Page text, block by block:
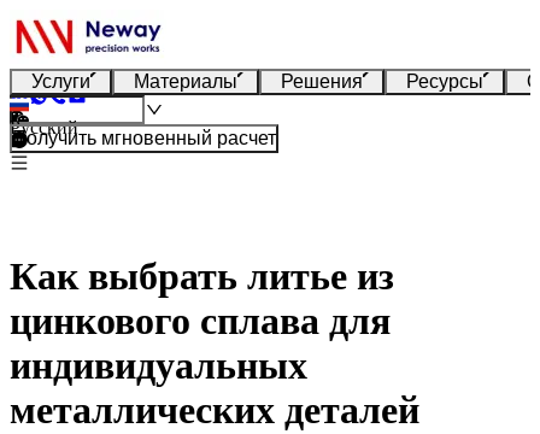
Услуги Материалы Решения Ресурсы
Русский
Получить мгновенный расчет
Как выбрать литье из
цинкового сплава для
индивидуальных
металлических деталей